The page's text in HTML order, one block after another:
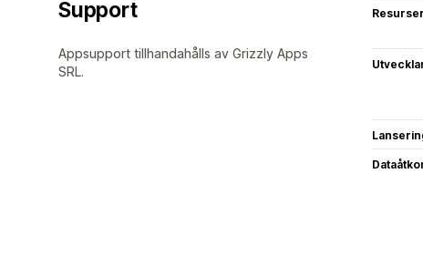
Support
Appsupport tillhandahålls av Grizzly Apps
SRL.
Resurser